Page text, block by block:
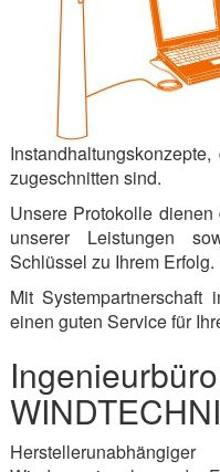
zugeschnitten sind.
Unsere Protokolle
unserer Leistungen
Schlüssel zu Ihrem Erfolg.
Mit
einen guten Service für